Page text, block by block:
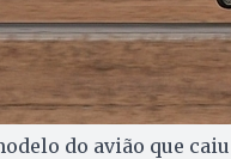
do avião que